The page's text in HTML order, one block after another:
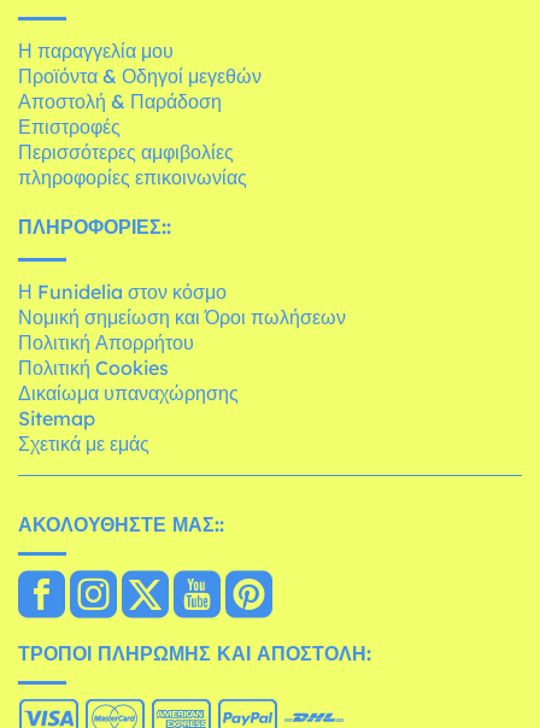
Η παραγγελία μου
Προϊόντα & Οδηγοί μεγεθών
Αποστολή & Παράδοση
Επιστροφές
Περισσότερες αμφιβολίες
πληροφορίες επικοινωνίας
ΠΛΗΡΟΦΟΡΊΕΣ::
Η Funidelia στον κόσμο
Νομική σημείωση και Όροι πωλήσεων
Πολιτική Απορρήτου
Πολιτική Cookies
Δικαίωμα υπαναχώρησης
Sitemap
Σχετικά με εμάς
ΑΚΟΛΟΥΘΉΣΤΕ ΜΑΣ::
ΤΡΌΠΟΙ ΠΛΗΡΩΜΉΣ ΚΑΙ ΑΠΟΣΤΟΛΉ: